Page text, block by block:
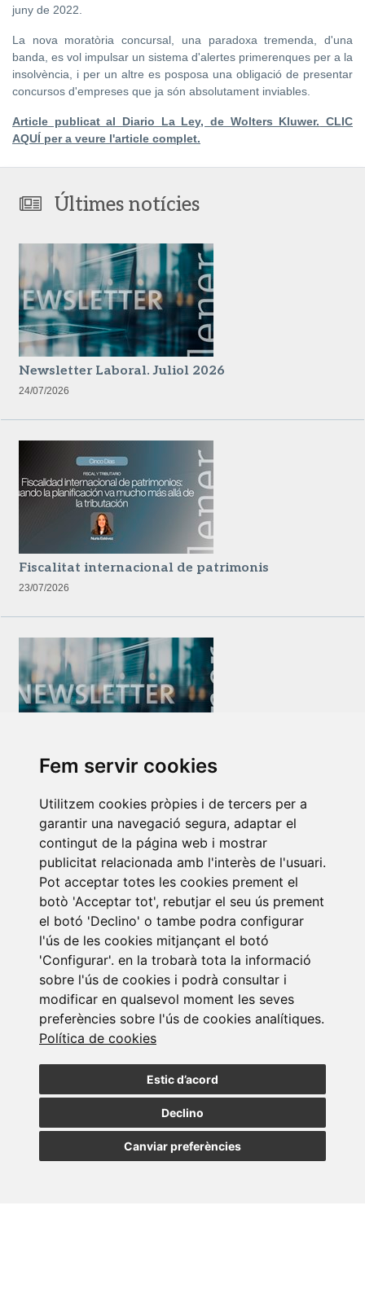
Fem servir cookies
Utilitzem cookies pròpies i de tercers per a
garantir una navegació segura, adaptar el
contingut de la página web i mostrar
publicitat relacionada amb l'interès de l'usuari.
Pot acceptar totes les cookies prement el
botò 'Acceptar tot', rebutjar el seu ús prement
el botó 'Declino' o tambe podra configurar
l'ús de les cookies mitjançant el botó
'Configurar'. en la trobarà tota la informació
sobre l'ús de cookies i podrà consultar i
modificar en qualsevol moment les seves
preferències sobre l'ús de cookies analítiques.
Política de cookies
Estic d’acord
Declino
Canviar preferències
juny de 2022.
La nova moratòria concursal, una paradoxa tremenda, d'una
banda, es vol impulsar un sistema d'alertes primerenques per a la
insolvència, i per un altre es posposa una obligació de presentar
concursos d'empreses que ja són absolutament inviables.
Article publicat al Diario La Ley, de Wolters Kluwer. CLIC
AQUÍ per a veure l'article complet.
Últimes notícies
Newsletter Laboral. Juliol 2026
24/07/2026
Fiscalitat internacional de patrimonis
23/07/2026
Newsletter Insolvències i Situacions Especials
Subscriure a la
newsletter
Assabenta't de les nostres últimes notícies
SUBSCRIURE